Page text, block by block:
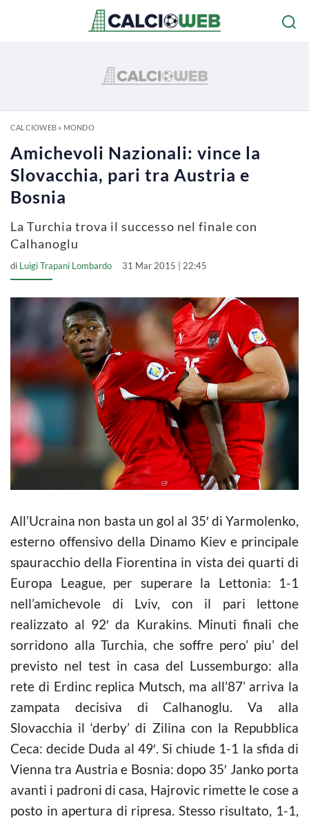
CALCIOWEB» MONDO
Amichevoli Nazionali: vince la
Slovacchia, pari tra Austria e
Bosnia
La Turchia trova il successo nel finale con
Calhanoglu
di Luigi Trapani Lombardo 31 Mar 2015 | 22:45
All’Ucraina non basta un gol al 35′ di Yarmolenko,
esterno offensivo della Dinamo Kiev e principale
spauracchio della Fiorentina in vista dei quarti di
Europa League, per superare la Lettonia: 1-1
nell’amichevole di Lviv, con il pari lettone
realizzato al 92′ da Kurakins. Minuti finali che
sorridono alla Turchia, che soffre pero’ piu’ del
previsto nel test in casa del Lussemburgo: alla
rete di Erdinc replica Mutsch, ma all’87’ arriva la
zampata decisiva di Calhanoglu. Va alla
Slovacchia il ‘derby’ di Zilina con la Repubblica
Ceca: decide Duda al 49′. Si chiude 1-1 la sfida di
Vienna tra Austria e Bosnia: dopo 35′ Janko porta
avanti i padroni di casa, Hajrovic rimette le cose a
posto in apertura di ripresa. Stesso risultato, 1-1,